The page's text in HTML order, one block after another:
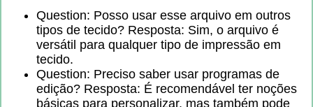
Question: Posso usar esse arquivo em outros
tipos de tecido? Resposta: Sim, o arquivo é
versátil para qualquer tipo de impressão em
tecido.
Question: Preciso saber usar programas de
edição? Resposta: É recomendável ter noções
básicas para personalizar, mas também pode